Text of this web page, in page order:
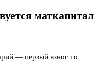
маткапитал
— первый взнос по